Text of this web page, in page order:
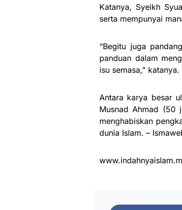
Katanya, Syeikh
serta mempunyai
“Begitu juga
panduan dalam
isu semasa,” katanya.
Antara karya besar
Musnad Ahmad (50
menghabiskan
dunia Islam. –